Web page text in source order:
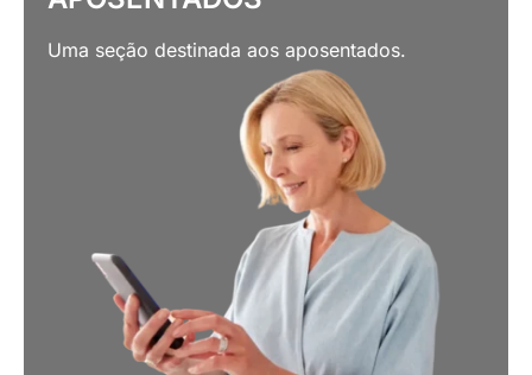
Uma seção destinada aos aposentados.